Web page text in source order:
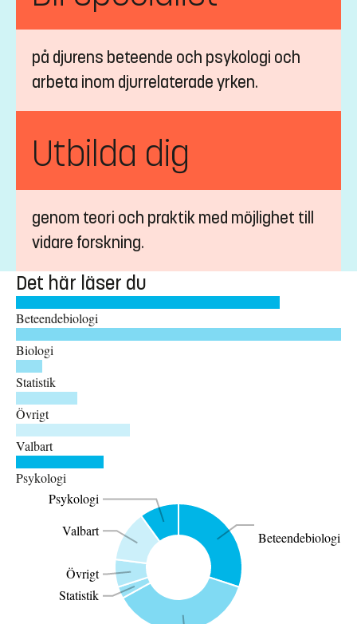
på djurens beteende och psykologi och
arbeta inom djurrelaterade yrken.
Utbilda dig
genom teori och praktik med möjlighet till
vidare forskning.
Det här läser du
Beteendebiologi
Biologi
Statistik
Övrigt
Valbart
Psykologi
Beteendebiologi
Statistik
Övrigt
Valbart
Psykologi